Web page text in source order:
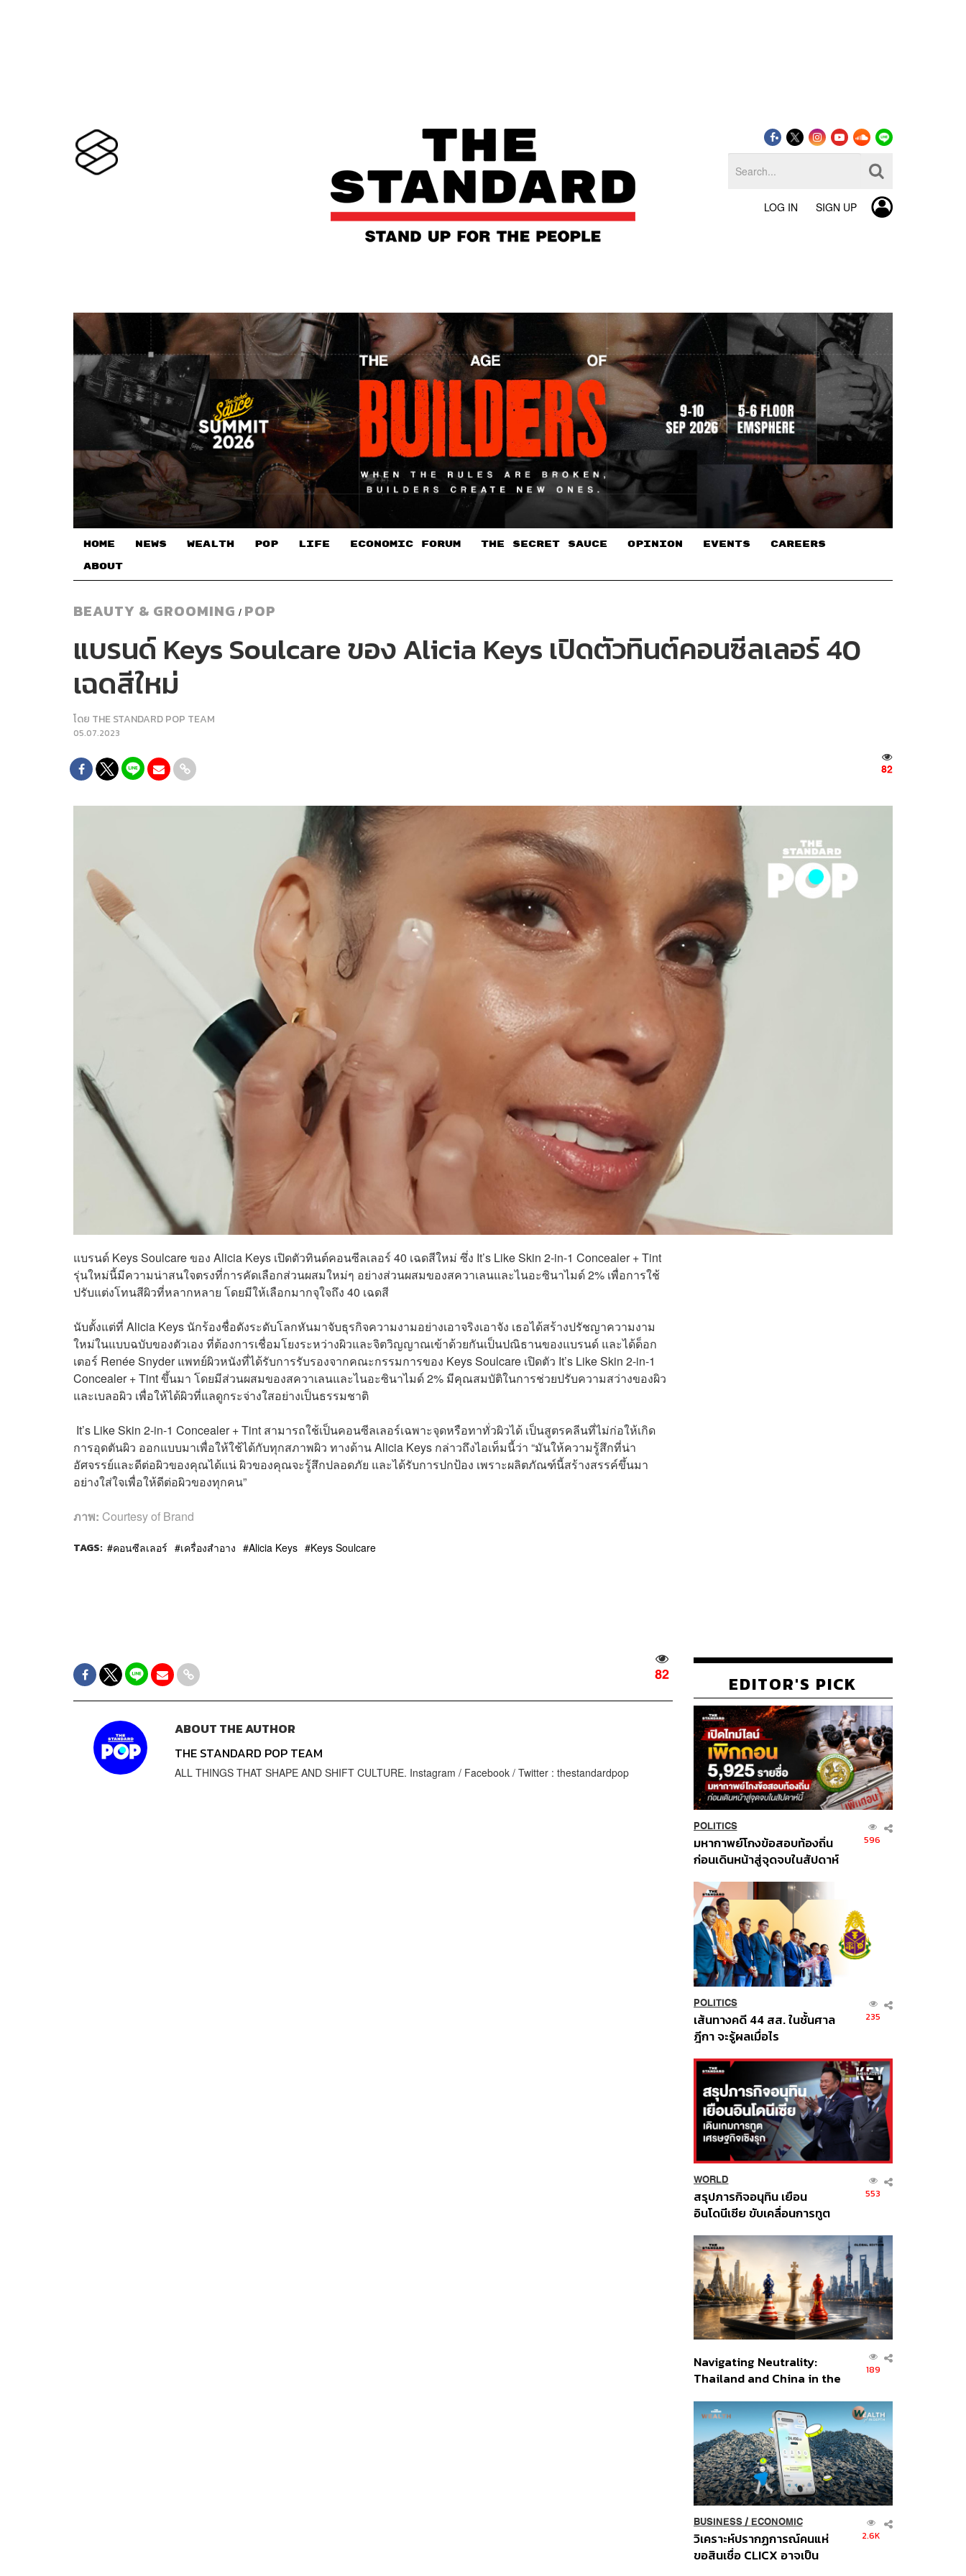
LOG IN SIGN UP
HOME NEWS WEALTH POP LIFE ECONOMIC FORUM THE SECRET SAUCE​ OPINION EVENTS CAREERS
ABOUT
BEAUTY & GROOMING / POP
แบรนด์ Keys Soulcare ของ Alicia Keys เปิดตัวทินต์คอนซีลเลอร์ 40
เฉดสีใหม่
โดย THE STANDARD POP TEAM
05.07.2023
82
แบรนด์ Keys Soulcare ของ Alicia Keys เปิดตัวทินต์คอนซีลเลอร์ 40 เฉดสีใหม่ ซึ่ง It’s Like Skin 2-in-1 Concealer + Tint
รุ่นใหม่นี้มีความน่าสนใจตรงที่การคัดเลือกส่วนผสมใหม่ๆ อย่างส่วนผสมของสควาเลนและไนอะซินาไมด์ 2% เพื่อการใช้
ปรับแต่งโทนสีผิวที่หลากหลาย โดยมีให้เลือกมากจุใจถึง 40 เฉดสี
นับตั้งแต่ที่ Alicia Keys นักร้องชื่อดังระดับโลกหันมาจับธุรกิจความงามอย่างเอาจริงเอาจัง เธอได้สร้างปรัชญาความงาม
ใหม่ในแบบฉบับของตัวเอง ที่ต้องการเชื่อมโยงระหว่างผิวและจิตวิญญาณเข้าด้วยกันเป็นปณิธานของแบรนด์ และได้ด็อก
เตอร์ Renée Snyder แพทย์ผิวหนังที่ได้รับการรับรองจากคณะกรรมการของ Keys Soulcare เปิดตัว It’s Like Skin 2-in-1
Concealer + Tint ขึ้นมา โดยมีส่วนผสมของสควาเลนและไนอะซินาไมด์ 2% มีคุณสมบัติในการช่วยปรับความสว่างของผิว
และเบลอผิว เพื่อให้ได้ผิวที่แลดูกระจ่างใสอย่างเป็นธรรมชาติ
It’s Like Skin 2-in-1 Concealer + Tint สามารถใช้เป็นคอนซีลเลอร์เฉพาะจุดหรือทาทั่วผิวได้ เป็นสูตรคลีนที่ไม่ก่อให้เกิด
การอุดตันผิว ออกแบบมาเพื่อให้ใช้ได้กับทุกสภาพผิว ทางด้านAlicia Keys กล่าวถึงไอเท็มนี้ว่า “มันให้ความรู้สึกที่น่า
อัศจรรย์และดีต่อผิวของคุณได้แน่ ผิวของคุณจะรู้สึกปลอดภัย และได้รับการปกป้อง เพราะผลิตภัณฑ์นี้สร้างสรรค์ขึ้นมา
อย่างใส่ใจเพื่อให้ดีต่อผิวของทุกคน”
ภาพ: Courtesy of Brand
TAGS: คอนซีลเลอร์ เครื่องสำอาง Alicia Keys Keys Soulcare
82
ABOUT THE AUTHOR
THE STANDARD POP TEAM
ALL THINGS THAT SHAPE AND SHIFT CULTURE. Instagram / Facebook / Twitter : thestandardpop
EDITOR'S PICK
POLITICS
มหากาพย์โกงข้อสอบท้องถิ่น
ก่อนเดินหน้าสู่จุดจบในสัปดาห์
596
POLITICS
เส้นทางคดี 44 สส. ในชั้นศาล
ฎีกา จะรู้ผลเมื่อไร
235
WORLD
สรุปภารกิจอนุทิน เยือน
อินโดนีเซีย ขับเคลื่อนการทูต
ส่วนยุทธศาสตร์ไทย –
อินโดนีเซีย
553
Navigating Neutrality:
Thailand and China in the
Order
189
BUSINESS/ ECONOMIC
วิเคราะห์ปรากฏการณ์คนแห่
ขอสินเชื่อ CLICX อาจเป็น
2.6K